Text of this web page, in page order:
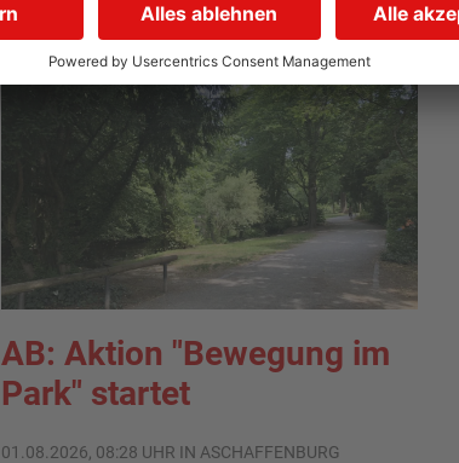
AB: Aktion "Bewegung im
Park" startet
01.08.2026, 08:28 UHR IN ASCHAFFENBURG